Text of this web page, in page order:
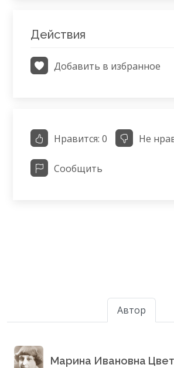
Действия
Добавить в избранное
Нравится: 0 Не
Сообщить
Автор
Марина Ивановна